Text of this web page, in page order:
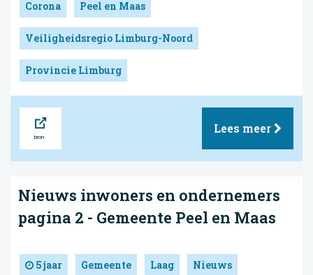
Corona Peel en Maas
Veiligheidsregio Limburg-Noord
Provincie Limburg
Lees meer
Nieuws inwoners en ondernemers
pagina 2 - Gemeente Peel en Maas
5 jaar Gemeente Laag Nieuws